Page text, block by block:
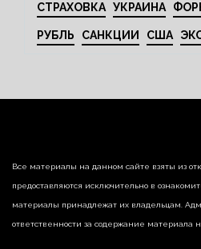
СТРАХОВКА УКРАИНА
РУБЛЬ САНКЦИИ США
Все материалы на данном сайте взяты из
предоставляются исключительно в
материалы принадлежат их владельцам.
ответственности за содержание материала